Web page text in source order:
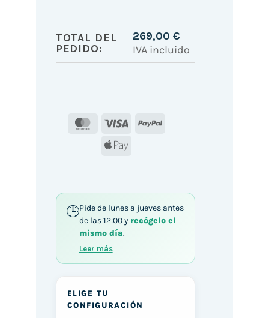
TOTAL DEL
PEDIDO:
269,00 €
IVA incluido
MasterCard
Visa
PayPal
Apple
Pide de lunes a jueves antes
de las 12:00 y recógelo el
mismo día.
Leer más
ELIGE TU
CONFIGURACIÓN